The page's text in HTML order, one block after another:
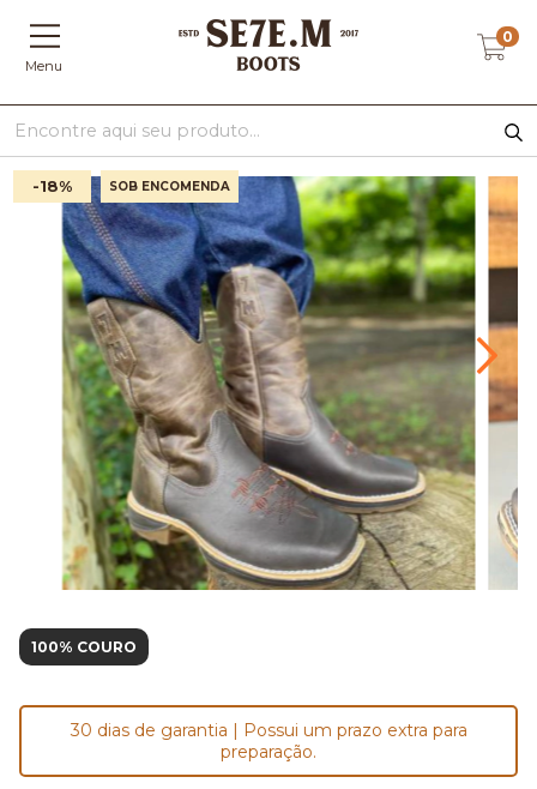
Menu
0
-18% SOB ENCOMENDA
100% COURO
30 dias de garantia | Possui um prazo extra para
preparação.